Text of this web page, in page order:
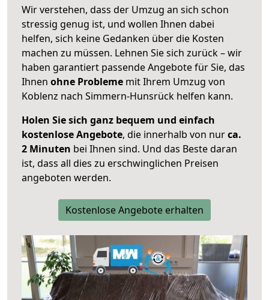
Wir verstehen, dass der Umzug an sich schon
stressig genug ist, und wollen Ihnen dabei
helfen, sich keine Gedanken über die Kosten
machen zu müssen. Lehnen Sie sich zurück – wir
haben garantiert passende Angebote für Sie, das
Ihnen ohne Probleme mit Ihrem Umzug von
Koblenz nach Simmern-Hunsrück helfen kann.
Holen Sie sich ganz bequem und einfach
kostenlose Angebote, die innerhalb von nurca.
2 Minuten bei Ihnen sind. Und das Beste daran
ist, dass all dies zu erschwinglichen Preisen
angeboten werden.
Kostenlose Angebote erhalten